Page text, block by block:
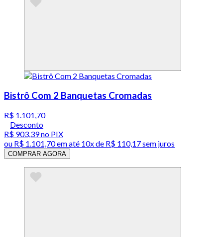
Bistrô Com 2 Banquetas Cromadas
R$ 1.101,70
Desconto
R$ 903,39no PIX
ou R$ 1.101,70em até 10x de R$ 110,17 sem juros
COMPRAR AGORA